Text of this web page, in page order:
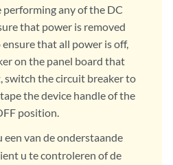
performing any of the DC
that power is removed
that all power is off,
on the panel board that
switch the circuit breaker to
the device handle of the
position.
van de onderstaande
u te controleren of de